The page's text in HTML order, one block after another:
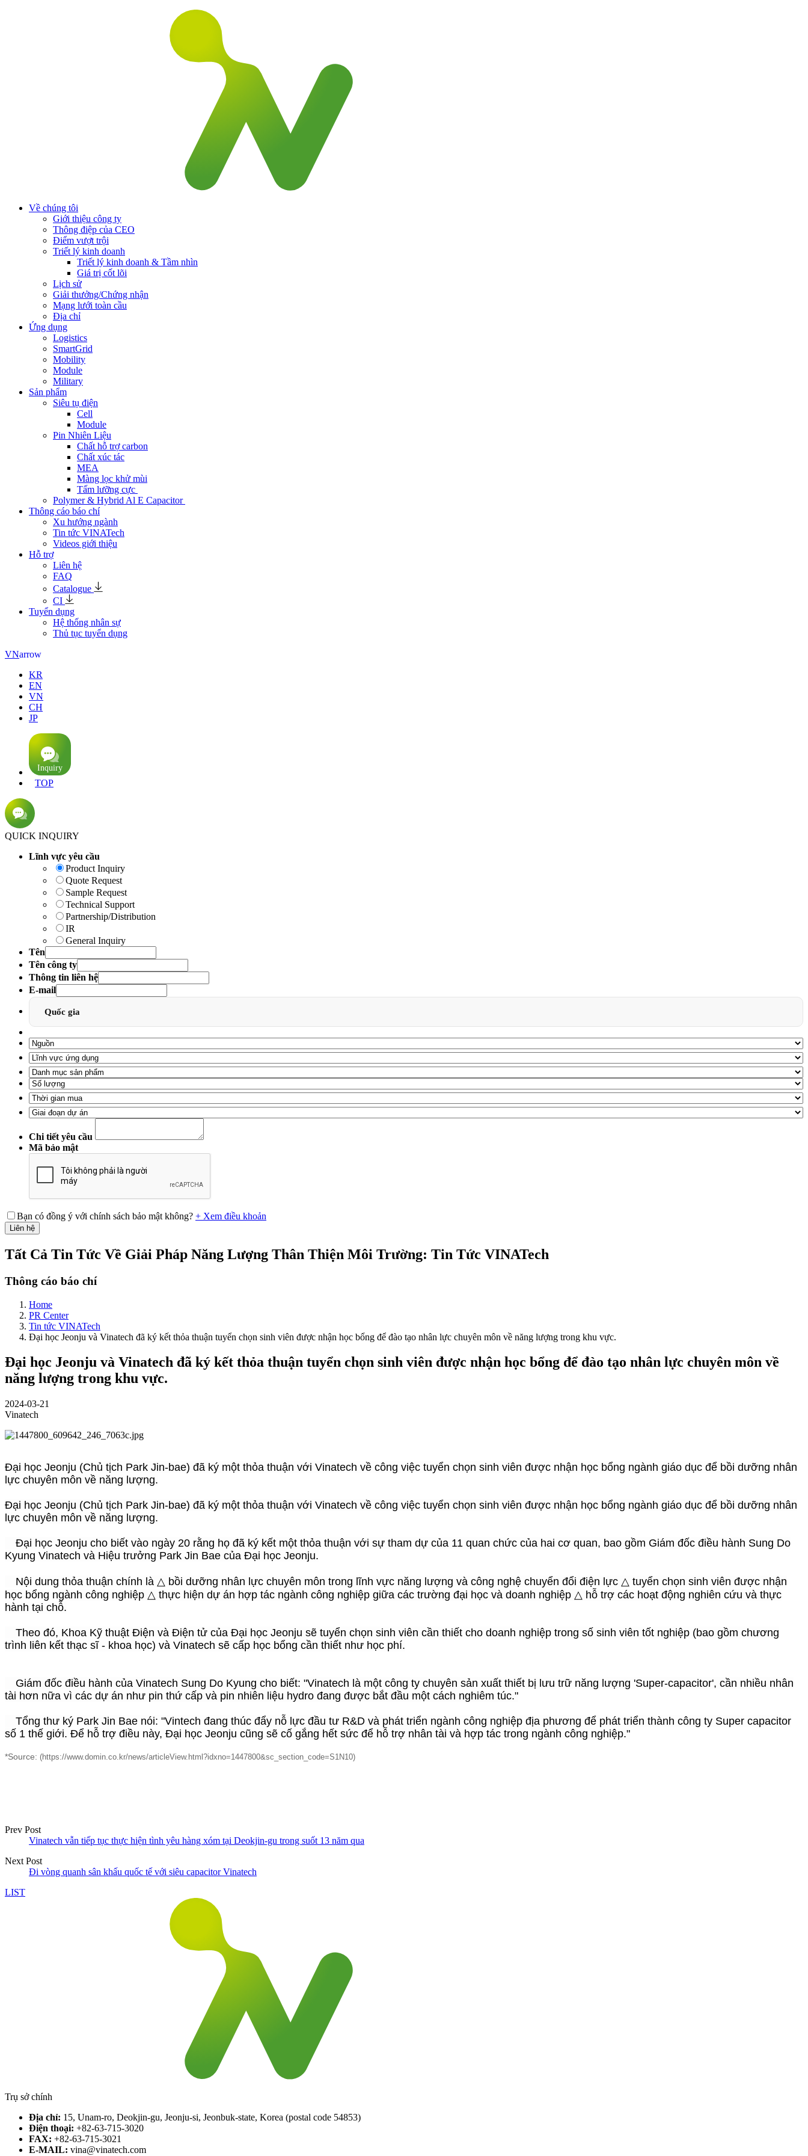
Về chúng tôi
Giới thiệu công ty
Thông điệp của CEO
Điểm vượt trội
Triết lý kinh doanh
Triết lý kinh doanh & Tầm nhìn
Giá trị cốt lõi
Lịch sử
Giải thưởng/Chứng nhận
Mạng lưới toàn cầu
Địa chỉ
Ứng dụng
Logistics
SmartGrid
Mobility
Module
Military
Sản phẩm
Siêu tụ điện
Cell
Module
Pin Nhiên Liệu
Chất hỗ trợ carbon
Chất xúc tác
MEA
Màng lọc khử mùi
Tấm lưỡng cực
Polymer & Hybrid Al E Capacitor
Thông cáo báo chí
Xu hướng ngành
Tin tức VINATech
Videos giới thiệu
Hỗ trợ
Liên hệ
FAQ
Catalogue
CI
Tuyển dụng
Hệ thống nhân sự
Thủ tục tuyển dụng
VNarrow
KR
EN
VN
CH
JP
TOP
QUICK INQUIRY
Lĩnh vực yêu cầu
Product Inquiry
Quote Request
Sample Request
Technical Support
Partnership/Distribution
IR
General Inquiry
Tên
Tên công ty
Thông tin liên hệ
E-mail
Quốc gia
Chi tiết yêu cầu
Mã bảo mật
Bạn có đồng ý với chính sách bảo mật không? + Xem điều khoản
Liên hệ
Tất Cả Tin Tức Về Giải Pháp Năng Lượng Thân Thiện Môi Trường: Tin Tức VINATech
Thông cáo báo chí
Home
PR Center
Tin tức VINATech
Đại học Jeonju và Vinatech đã ký kết thỏa thuận tuyển chọn sinh viên được nhận học bổng để đào tạo nhân lực chuyên môn về năng lượng trong khu vực.
Đại học Jeonju và Vinatech đã ký kết thỏa thuận tuyển chọn sinh viên được nhận học bổng để đào tạo nhân lực chuyên môn về
năng lượng trong khu vực.
2024-03-21
Vinatech
Đại học Jeonju (Chủ tịch Park Jin-bae) đã ký một thỏa thuận với Vinatech về công việc tuyển chọn sinh viên được nhận học bổng ngành giáo dục để bồi dưỡng nhân
lực chuyên môn về năng lượng.
Đại học Jeonju (Chủ tịch Park Jin-bae) đã ký một thỏa thuận với Vinatech về công việc tuyển chọn sinh viên được nhận học bổng ngành giáo dục để bồi dưỡng nhân
lực chuyên môn về năng lượng.
Đại học Jeonju cho biết vào ngày 20 rằng họ đã ký kết một thỏa thuận với sự tham dự của 11 quan chức của hai cơ quan, bao gồm Giám đốc điều hành Sung Do
Kyung Vinatech và Hiệu trưởng Park Jin Bae của Đại học Jeonju.
Nội dung thỏa thuận chính là △ bồi dưỡng nhân lực chuyên môn trong lĩnh vực năng lượng và công nghệ chuyển đổi điện lực △ tuyển chọn sinh viên được nhận
học bổng ngành công nghiệp △ thực hiện dự án hợp tác ngành công nghiệp giữa các trường đại học và doanh nghiệp △ hỗ trợ các hoạt động nghiên cứu và thực
hành tại chỗ.
Theo đó, Khoa Kỹ thuật Điện và Điện tử của Đại học Jeonju sẽ tuyển chọn sinh viên cần thiết cho doanh nghiệp trong số sinh viên tốt nghiệp (bao gồm chương
trình liên kết thạc sĩ - khoa học) và Vinatech sẽ cấp học bổng cần thiết như học phí.
Giám đốc điều hành của Vinatech Sung Do Kyung cho biết: "Vinatech là một công ty chuyên sản xuất thiết bị lưu trữ năng lượng 'Super-capacitor', cần nhiều nhân
tài hơn nữa vì các dự án như pin thứ cấp và pin nhiên liệu hydro đang được bắt đầu một cách nghiêm túc."
Tổng thư ký Park Jin Bae nói: "Vintech đang thúc đẩy nỗ lực đầu tư R&D và phát triển ngành công nghiệp địa phương để phát triển thành công ty Super capacitor
số 1 thế giới. Để hỗ trợ điều này, Đại học Jeonju cũng sẽ cố gắng hết sức để hỗ trợ nhân tài và hợp tác trong ngành công nghiệp."
*Source: (https://www.domin.co.kr/news/articleView.html?idxno=1447800&sc_section_code=S1N10)
Prev Post
Vinatech vẫn tiếp tục thực hiện tình yêu hàng xóm tại Deokjin-gu trong suốt 13 năm qua
Next Post
Đi vòng quanh sân khấu quốc tế với siêu capacitor Vinatech
LIST
Trụ sở chính
Địa chỉ: 15, Unam-ro, Deokjin-gu, Jeonju-si, Jeonbuk-state, Korea (postal code 54853)
Điện thoại: +82-63-715-3020
FAX: +82-63-715-3021
E-MAIL: vina@vinatech.com